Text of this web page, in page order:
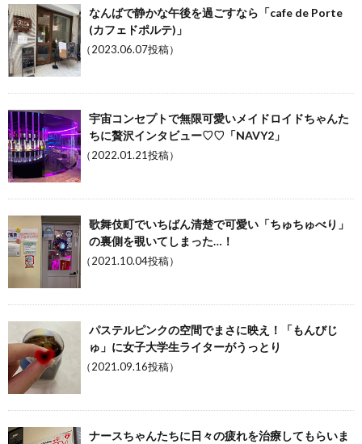
なんばで静かな午後を過ごすなら「cafe de Porte
(カフェドポルテ)」
（2023.06.07投稿）
宇宙コンセプトで無限可愛いメイドロイドちゃんた
ちに贅沢インタビュー♡♡「NAVY2」
（2022.01.21投稿）
歌舞伎町でいちばん清楚で可愛い「ちゅちゅべり」
の裏側を覗いてしまった…！
（2021.10.04投稿）
パステルピンクの空間でまさに映え！「もんびじ
ゅ」に女子大学生ライターがうっとり
（2021.09.16投稿）
ナースちゃんたちに日々の疲れを治療してもらいま